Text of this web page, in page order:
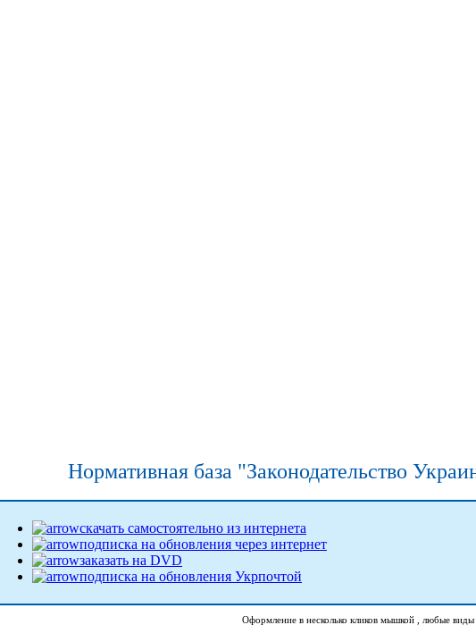
Нормативная база "Законодательство
скачать самостоятельно из интернета
подписка на обновления через интернет
заказать на DVD
подписка на обновления Укрпочтой
Оформление в несколько кликов мышкой , любые виды